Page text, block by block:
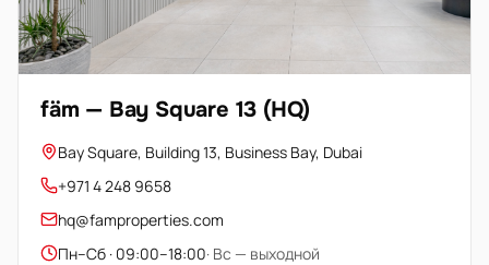
fäm — Bay Square 13 (HQ)
Bay Square, Building 13, Business Bay, Dubai
+971 4 248 9658
hq@famproperties.com
Пн–Сб · 09:00–18:00· Вс — выходной
Creek Beach Boulevard, Dubai Creek Harbour
fäm — Dubai South